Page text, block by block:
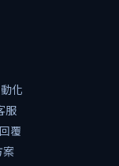
化
服
覆
案